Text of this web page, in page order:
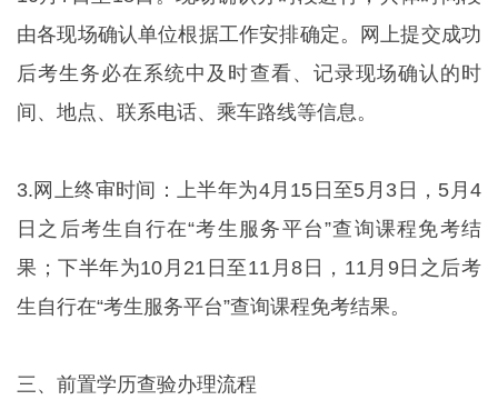
由各现场确认单位根据工作安排确定。网上提交成功
后考生务必在系统中及时查看、记录现场确认的时
间、地点、联系电话、乘车路线等信息。
3.网上终审时间：上半年为4月15日至5月3日，5月4
日之后考生自行在“考生服务平台”查询课程免考结
果；下半年为10月21日至11月8日，11月9日之后考
生自行在“考生服务平台”查询课程免考结果。
三、前置学历查验办理流程